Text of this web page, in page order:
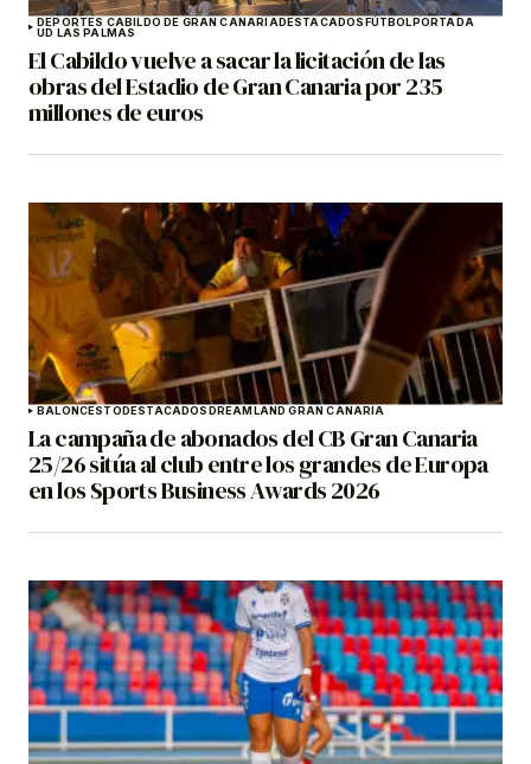
DEPORTES CABILDO DE GRAN CANARIADESTACADOSFÚTBOLPORTADA
UD LAS PALMAS
El Cabildo vuelve a sacar la licitación de las
obras del Estadio de Gran Canaria por 235
millones de euros
BALONCESTODESTACADOSDREAMLAND GRAN CANARIA
La campaña de abonados del CB Gran Canaria
25/26 sitúa al club entre los grandes de Europa
en los Sports Business Awards 2026